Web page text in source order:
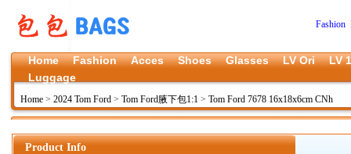
Fashion
Home Fashion Acces Shoes Glasses LV Ori
LV
Luggage
Home > 2024 Tom Ford > Tom Ford腋下包1:1 > Tom Ford 7678 16x18x6cm CNh
Product Info